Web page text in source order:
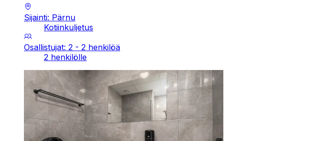
Sijainti: Pärnu
Kotiinkuljetus
Osallistujat: 2 - 2 henkilöä
2 henkilölle